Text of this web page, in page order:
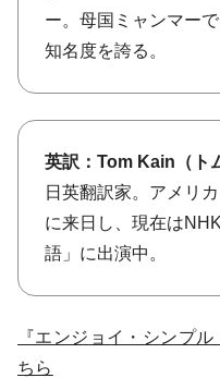
ー。母国ミャンマー
知名度を誇る。
英訳：Tom Kain（ト
日英翻訳家。アメリ
に来日し、現在は
語」に出演中。
『エンジョイ・シンプ
ちら